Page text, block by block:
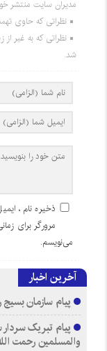
مدیران سایت منتشر
نظراتی که حاوی
نظراتی که به غیر از
شد.
ذخیره نام،
مرورگر برای
می‌نویسم.
آخرین اخبار
پیام سازمان بسیج
پیام تبریک
والمسلمین رحمت